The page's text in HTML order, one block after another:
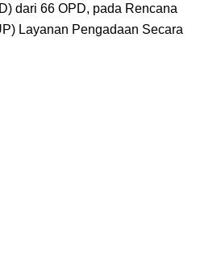
dari 66 OPD, pada Rencana
Layanan Pengadaan Secara